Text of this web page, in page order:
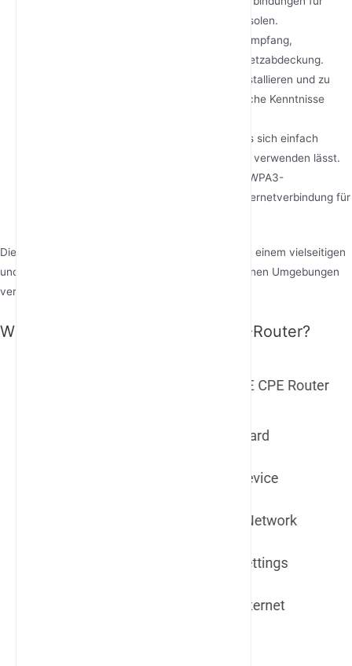
Geräte wie PCs, Smart-TVs oder Spielekonsolen.
: Verbessert den Signalempfang,
insbesondere in Gebieten mit schwacher Netzabdeckung.
: Einfach zu installieren und zu
konfigurieren; es sind nur minimale technische Kenntnisse
: Kompakt und leicht, sodass es sich einfach
transportieren und an verschiedenen Orten verwenden lässt.
: Funktionen wie die WPA3-
Verschlüsselung sorgen für eine sichere Internetverbindung für
Diese Funktionen machen 4G-LTE-CPE-Router zu einem vielseitigen
und leistungsstarken Werkzeug, um in verschiedenen Umgebungen
verbunden zu bleiben.
Wie funktioniert ein 4G-LTE-CPE-Router?